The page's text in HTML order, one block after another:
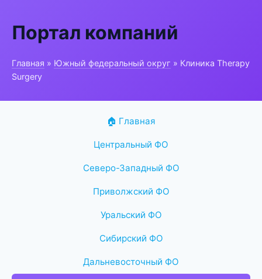
Портал компаний
Главная » Южный федеральный округ » Клиника Therapy
Surgery
🏠 Главная
Центральный ФО
Северо-Западный ФО
Приволжский ФО
Уральский ФО
Сибирский ФО
Дальневосточный ФО